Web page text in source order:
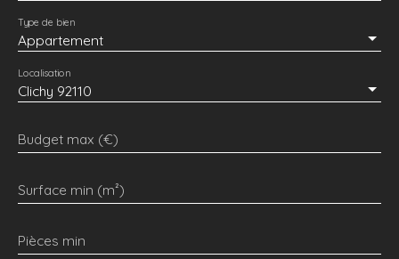
Appartement
Type de bien
Clichy 92110
Localisation
Budget max (€)
Surface min (m²)
Pièces min